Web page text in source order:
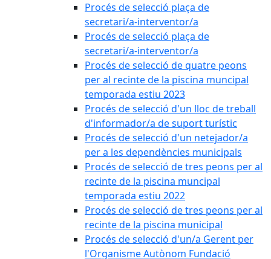
Procés de selecció plaça de
secretari/a-interventor/a
Procés de selecció plaça de
secretari/a-interventor/a
Procés de selecció de quatre peons
per al recinte de la piscina muncipal
temporada estiu 2023
Procés de selecció d'un lloc de treball
d'informador/a de suport turístic
Procés de selecció d'un netejador/a
per a les dependències municipals
Procés de selecció de tres peons per al
recinte de la piscina muncipal
temporada estiu 2022
Procés de selecció de tres peons per al
recinte de la piscina municipal
Procés de selecció d'un/a Gerent per
l'Organisme Autònom Fundació